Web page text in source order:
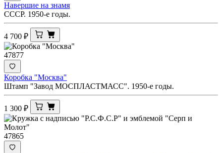
Навершие на знамя
СССР. 1950-е годы.
4 700 ₽
47877
Коробка "Москва"
Штамп "Завод МОСПЛАСТМАСС". 1950-е годы.
1 300 ₽
47865